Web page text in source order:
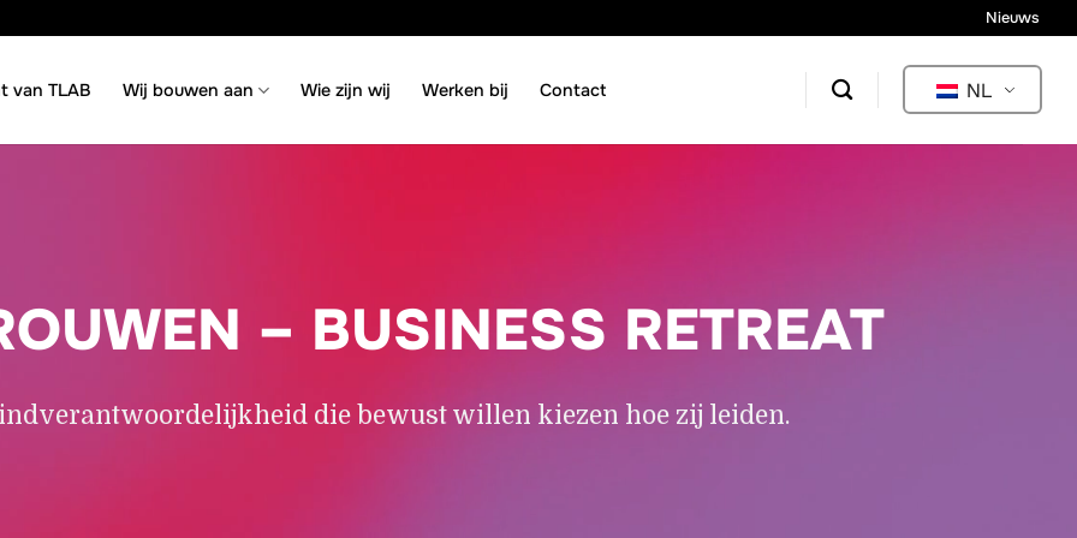
Nieuws
van TLAB Wij bouwen aan Wie zijn wij Werken bij Contact NL
– BUSINESS RETREAT
die bewust willen kiezen hoe zij leiden.